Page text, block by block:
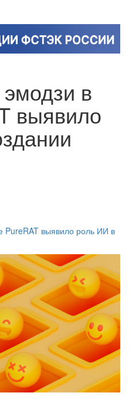
в
выявило
PureRAT выявило роль ИИ в